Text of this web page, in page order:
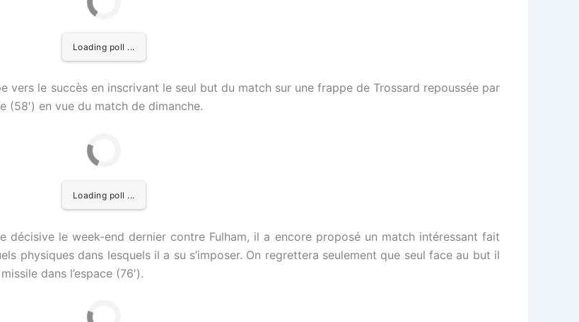
Loading poll ...
vers le succès en inscrivant le seul but du match sur une frappe de Trossard repoussée par
(58′) en vue du match de dimanche.
Loading poll ...
décisive le week-end dernier contre Fulham, il a encore proposé un match intéressant fait
physiques dans lesquels il a su s’imposer. On regrettera seulement que seul face au but il
dans l’espace (76′).